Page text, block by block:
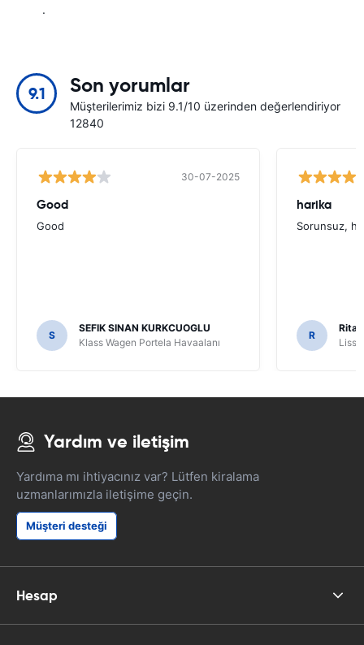
.
9.1 Son yorumlar
Müşterilerimiz bizi 9.1/10 üzerinden değerlendiriyor
12840
30-07-2025
Good
Good
S
SEFIK SINAN KURKCUOGLU
Klass Wagen Portela Havaalanı
harika
Sorunsuz,
R
Rita
Yardım ve iletişim
Yardıma mı ihtiyacınız var? Lütfen kiralama
uzmanlarımızla iletişime geçin.
Müşteri desteği
Hesap